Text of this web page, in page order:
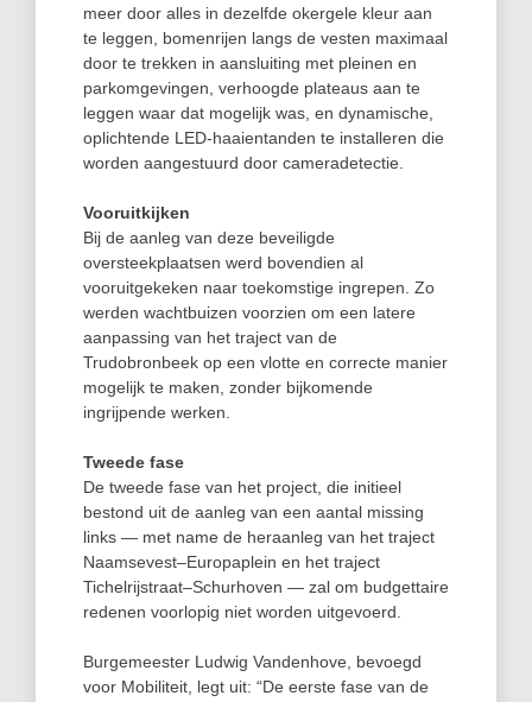
meer door alles in dezelfde okergele kleur aan
te leggen, bomenrijen langs de vesten maximaal
door te trekken in aansluiting met pleinen en
parkomgevingen, verhoogde plateaus aan te
leggen waar dat mogelijk was, en dynamische,
oplichtende LED-haaientanden te installeren die
worden aangestuurd door cameradetectie.
Vooruitkijken
Bij de aanleg van deze beveiligde
oversteekplaatsen werd bovendien al
vooruitgekeken naar toekomstige ingrepen. Zo
werden wachtbuizen voorzien om een latere
aanpassing van het traject van de
Trudobronbeek op een vlotte en correcte manier
mogelijk te maken, zonder bijkomende
ingrijpende werken.
Tweede fase
De tweede fase van het project, die initieel
bestond uit de aanleg van een aantal missing
links — met name de heraanleg van het traject
Naamsevest–Europaplein en het traject
Tichelrijstraat–Schurhoven — zal om budgettaire
redenen voorlopig niet worden uitgevoerd.
Burgemeester Ludwig Vandenhove, bevoegd
voor Mobiliteit, legt uit: “De eerste fase van de